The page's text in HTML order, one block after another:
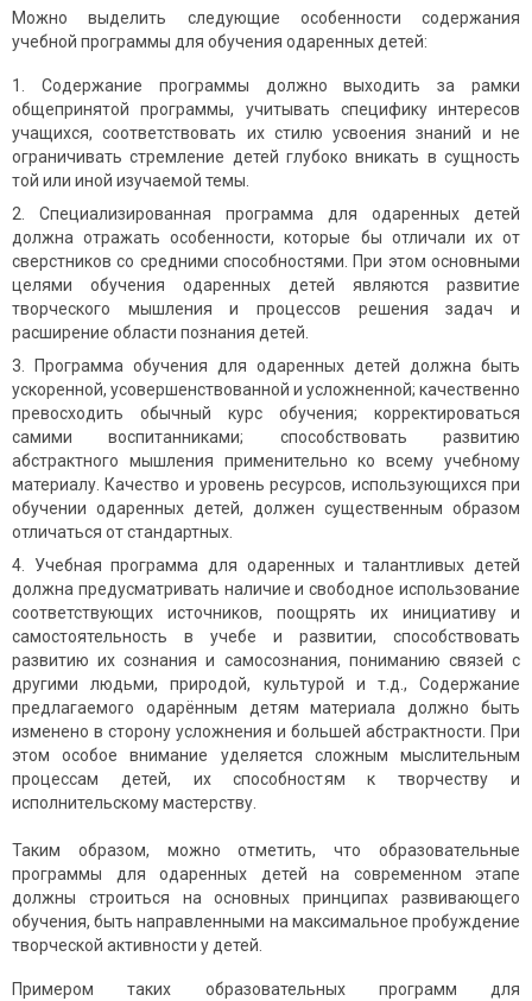
Можно выделить следующие особенности содержания
учебной программы для обучения одаренных детей:
Содержание программы должно выходить за рамки
общепринятой программы, учитывать специфику интересов
учащихся, соответствовать их стилю усвоения знаний и не
ограничивать стремление детей глубоко вникать в сущность
той или иной изучаемой темы.
Специализированная программа для одаренных детей
должна отражать особенности, которые бы отличали их от
сверстников со средними способностями. При этом основными
целями обучения одаренных детей являются развитие
творческого мышления и процессов решения задач и
расширение области познания детей.
Программа обучения для одаренных детей должна быть
ускоренной, усовершенствованной и усложненной; качественно
превосходить обычный курс обучения; корректироваться
самими воспитанниками; способствовать развитию
абстрактного мышления применительно ко всему учебному
материалу. Качество и уровень ресурсов, использующихся при
обучении одаренных детей, должен существенным образом
отличаться от стандартных.
Учебная программа для одаренных и талантливых детей
должна предусматривать наличие и свободное использование
соответствующих источников, поощрять их инициативу и
самостоятельность в учебе и развитии, способствовать
развитию их сознания и самосознания, пониманию связей с
другими людьми, природой, культурой и т.д., Содержание
предлагаемого одарённым детям материала должно быть
изменено в сторону усложнения и большей абстрактности. При
этом особое внимание уделяется сложным мыслительным
процессам детей, их способностям к творчеству и
исполнительскому мастерству.
Таким образом, можно отметить, что образовательные
программы для одаренных детей на современном этапе
должны строиться на основных принципах развивающего
обучения, быть направленными на максимальное пробуждение
творческой активности у детей.
Примером таких образовательных программ для